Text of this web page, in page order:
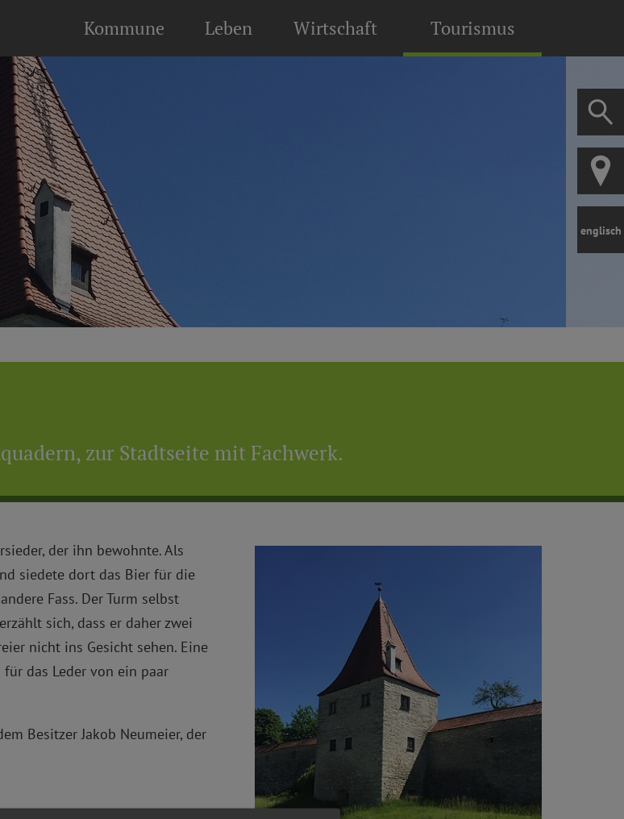
Kommune Leben Wirtschaft Tourismus
englisch
zur Stadtseite mit Fachwerk.
der ihn bewohnte. Als
siedete dort das Bier für die
Fass. Der Turm selbst
sich, dass er daher zwei
nicht ins Gesicht sehen. Eine
das Leder von ein paar
Besitzer Jakob Neumeier, der